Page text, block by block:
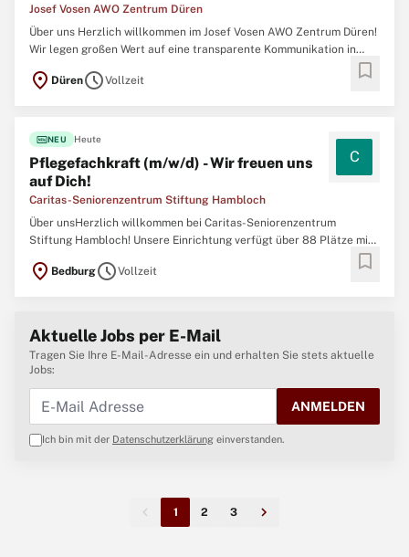
Josef Vosen AWO Zentrum Düren
Über uns Herzlich willkommen im Josef Vosen AWO Zentrum Düren!
Wir legen großen Wert auf eine transparente Kommunikation in
einem familiären und bunt gemischten Team. Möchtest Du uns bei
der Pflege unterstützen? Deine Ausbildung als Pflegefachkraft
location_on DürenscheduleVollzeit bookmark
fiber_newNEU Heute
Pflegefachkraft (m/w/d) - Wir freuen uns
auf Dich!
Caritas-Seniorenzentrum Stiftung Hambloch
C
Über unsHerzlich willkommen bei Caritas-Seniorenzentrum
Stiftung Hambloch! Unsere Einrichtung verfügt über 88 Plätze mit
Kurzzeitpflegeplätze und liegt ruhig und dennoch zentral in
location_on BedburgscheduleVollzeit bookmark
Aktuelle Jobs per E-Mail
Tragen Sie Ihre E-Mail-Adresse ein und erhalten Sie stets aktuelle
Jobs:
ANMELDEN
Ich bin mit der Datenschutzerklärung einverstanden.
1 2 3